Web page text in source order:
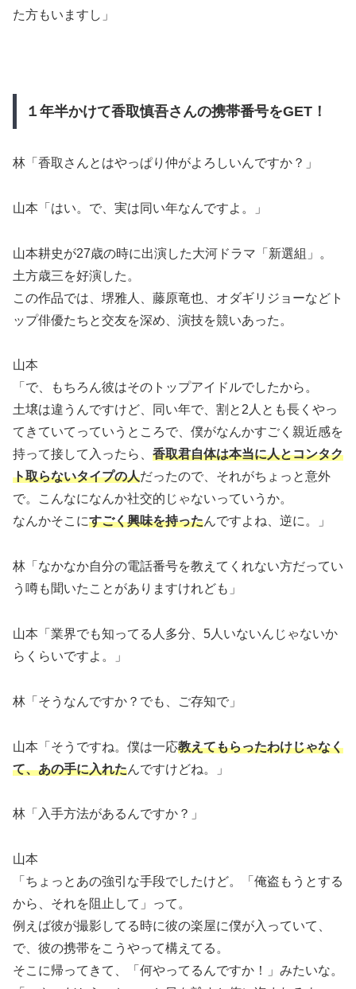
た方もいますし」
１年半かけて香取慎吾さんの携帯番号をGET！
林「香取さんとはやっぱり仲がよろしいんですか？」
山本「はい。で、実は同い年なんですよ。」
山本耕史が27歳の時に出演した大河ドラマ「新選組」。
土方歳三を好演した。
この作品では、堺雅人、藤原竜也、オダギリジョーなどト
ップ俳優たちと交友を深め、演技を競いあった。
山本
「で、もちろん彼はそのトップアイドルでしたから。
土壌は違うんですけど、同い年で、割と2人とも長くやっ
てきていてっていうところで、僕がなんかすごく親近感を
持って接して入ったら、 香取君自体は本当に人とコンタク
ト取らないタイプの人だったので、それがちょっと意外
で。こんなになんか社交的じゃないっていうか。
なんかそこにすごく興味を持ったんですよね、逆に。」
林「なかなか自分の電話番号を教えてくれない方だってい
う噂も聞いたことがありますけれども」
山本「業界でも知ってる人多分、5人いないんじゃないか
らくらいですよ。」
林「そうなんですか？でも、ご存知で」
山本「そうですね。僕は一応教えてもらったわけじゃなく
て、あの手に入れたんですけどね。」
林「入手方法があるんですか？」
山本
「ちょっとあの強引な手段でしたけど。「俺盗もうとする
から、それを阻止して」って。
例えば彼が撮影してる時に彼の楽屋に僕が入っていて、
で、彼の携帯をこうやって構えてる。
そこに帰ってきて、「何やってるんですか！」みたいな。